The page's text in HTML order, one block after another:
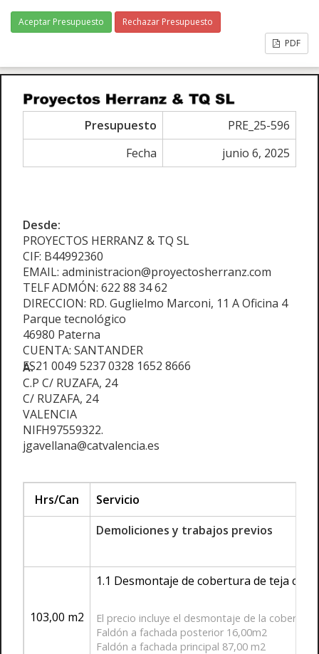
Aceptar Presupuesto
Rechazar Presupuesto
PDF
Presupuesto
PRE_25-596
Fecha
junio 6, 2025
Desde:
PROYECTOS HERRANZ & TQ SL
CIF: B44992360
EMAIL: administracion@proyectosherranz.com
TELF ADMÓN: 622 88 34 62
DIRECCION: RD. Guglielmo Marconi, 11 A Oficina 4
Parque tecnológico
46980 Paterna
CUENTA: SANTANDER
ES21 0049 5237 0328 1652 8666
A:
C.P C/ RUZAFA, 24
C/ RUZAFA, 24
VALENCIA
NIFH97559322.
jgavellana@catvalencia.es
Hrs/Can
Servicio
Demoliciones y trabajos previos
103,00 m2
1.1 Desmontaje de cobertura de teja
El precio incluye el desmontaje de la
Faldón a fachada posterior 16,00m2
Faldón a fachada principal 87,00 m2